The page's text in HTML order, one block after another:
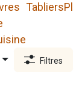
Tabliers
Filtres